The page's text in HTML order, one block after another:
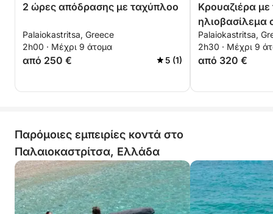
2 ώρες απόδρασης με ταχύπλοο
Palaiokastritsa, Greece
2h00 · Μέχρι 9 άτομα
από 250 € 5 (1)
Κρουαζιέρα
ηλιοβασίλεμα
Palaiokastritsa,
2h30 · Μέχρι 9
από 320 €
Παρόμοιες εμπειρίες κοντά στο
Παλαιοκαστρίτσα, Ελλάδα